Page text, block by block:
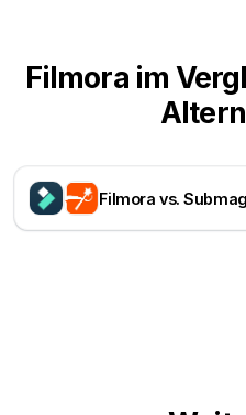
Filmora im
Filmora vs.